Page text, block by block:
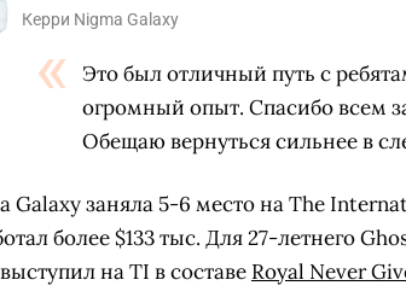
Керри Nigma Galaxy
Это был отличный путь с
огромный опыт. Спасибо всем
Обещаю вернуться сильнее в
Galaxy заняла 5-6 место на The
более $133 тыс. Для 27-летнего
на TI в составе Royal Never